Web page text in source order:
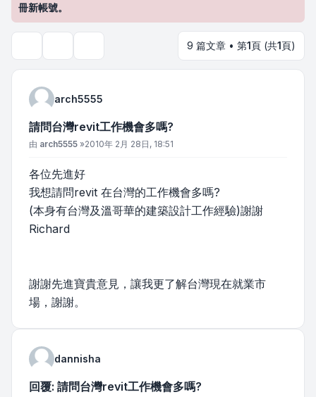
冊新帳號。
9 篇文章 • 第1頁 (共1頁)
arch5555
請問台灣revit工作機會多嗎?
文章
由 arch5555 »2010年 2月 28日, 18:51
各位先進好
我想請問revit 在台灣的工作機會多嗎?
(本身有台灣及溫哥華的建築設計工作經驗)謝謝
Richard
謝謝先進寶貴意見，讓我更了解台灣現在就業市
場，謝謝。
dannisha
回覆: 請問台灣revit工作機會多嗎?